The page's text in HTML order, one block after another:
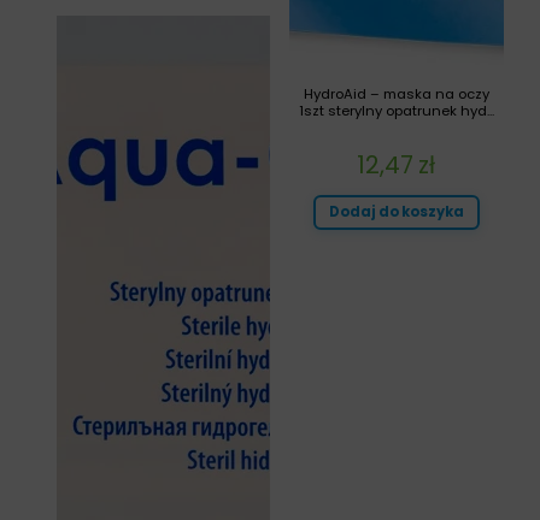
HydroAid – maska na oczy
1szt sterylny opatrunek hyd...
12,47 zł
Dodaj do koszyka